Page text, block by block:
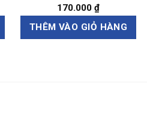
170.000 ₫
THÊM VÀO GIỎ HÀNG